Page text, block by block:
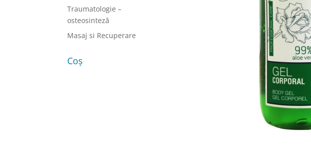
Traumatologie –
osteosinteză
Masaj si Recuperare
Coș